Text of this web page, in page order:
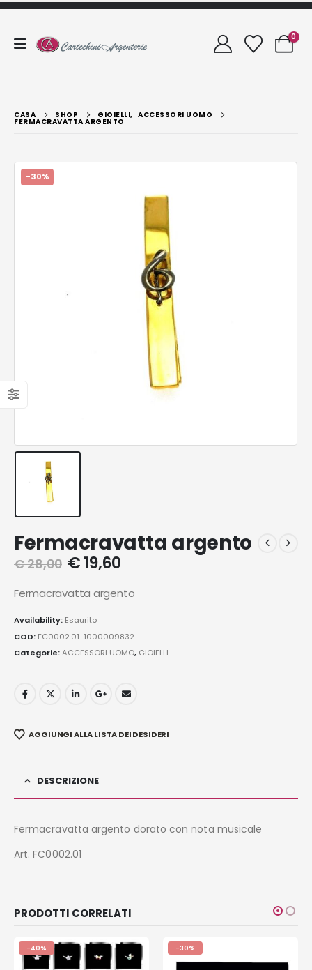
0
CASA SHOP GIOIELLI, ACCESSORI UOMO
FERMACRAVATTA ARGENTO
-30%
Fermacravatta argento
€28,00 €19,60
Fermacravatta argento
Availability: Esaurito
COD: FC0002.01-1000009832
Categorie:ACCESSORI UOMO, GIOIELLI
AGGIUNGI ALLA LISTA DEI DESIDERI
DESCRIZIONE
Fermacravatta argento dorato con nota musicale
Art. FC0002.01
PRODOTTI CORRELATI
-40% -30%